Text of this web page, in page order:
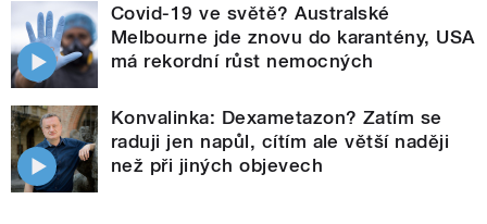
Covid-19 ve světě? Australské
Melbourne jde znovu do karantény, USA
má rekordní růst nemocných
Konvalinka: Dexametazon? Zatím se
raduji jen napůl, cítím ale větší naději
než při jiných objevech